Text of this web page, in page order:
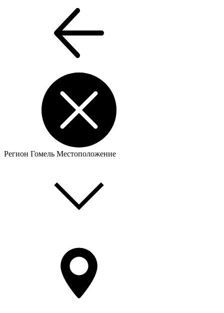
Регион Гомель Местоположение